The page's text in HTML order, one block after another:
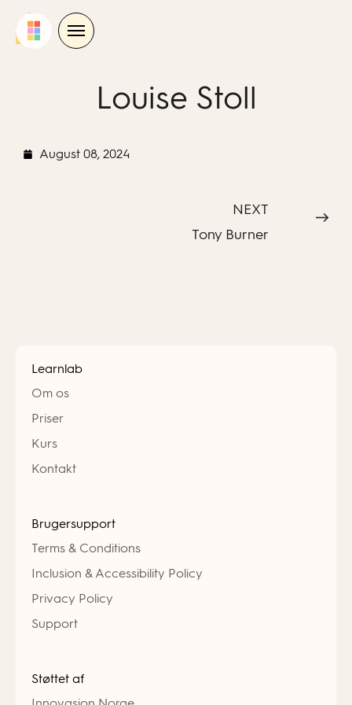
Louise Stoll
August 08, 2024
NEXT
Tony Burner
Learnlab
Om os
Priser
Kurs
Kontakt
Brugersupport
Terms & Conditions
Inclusion & Accessibility Policy
Privacy Policy
Support
Støttet af